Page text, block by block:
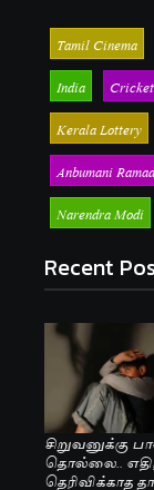
Tamil Cinema
India
Kerala Lottery
Anbumani
Narendra Modi
Recent
சிறுவனுக்கு
தொல்லை..
தெரிவிக்காத